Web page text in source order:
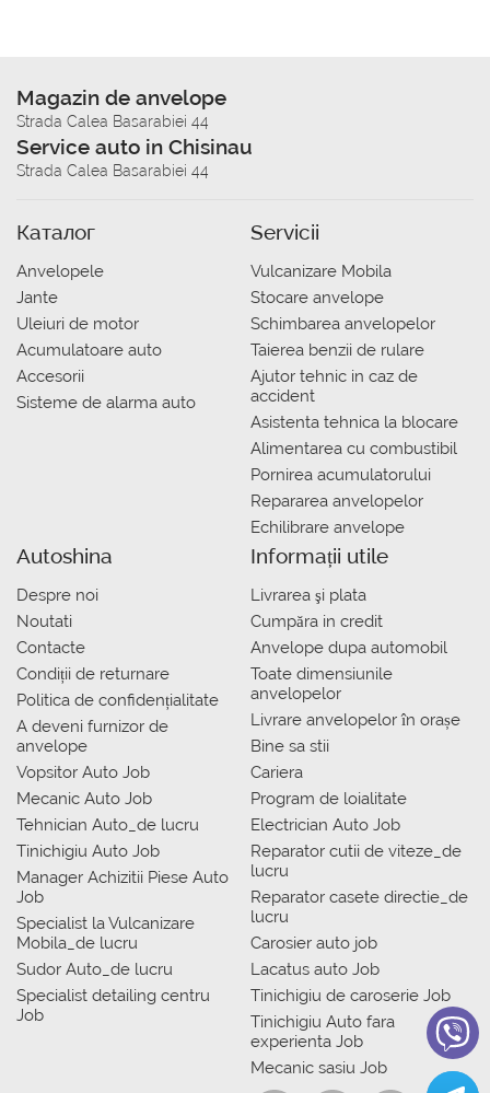
Magazin de anvelope
Strada Calea Basarabiei 44
Service auto in Chisinau
Strada Calea Basarabiei 44
Каталог
Anvelopele
Jante
Uleiuri de motor
Acumulatoare auto
Accesorii
Sisteme de alarma auto
Servicii
Vulcanizare Mobila
Stocare anvelope
Schimbarea anvelopelor
Taierea benzii de rulare
Ajutor tehnic in caz de
accident
Asistenta tehnica la blocare
Alimentarea cu combustibil
Pornirea acumulatorului
Repararea anvelopelor
Echilibrare anvelope
Autoshina
Despre noi
Noutati
Contacte
Condiții de returnare
Politica de confidențialitate
A deveni furnizor de
anvelope
Vopsitor Auto Job
Mecanic Auto Job
Tehnician Auto_de lucru
Tinichigiu Auto Job
Manager Achizitii Piese Auto
Job
Specialist la Vulcanizare
Mobila_de lucru
Sudor Auto_de lucru
Specialist detailing centru
Job
Informații utile
Livrarea şi plata
Сumpăra in credit
Anvelope dupa automobil
Toate dimensiunile
anvelopelor
Livrare anvelopelor în orașe
Bine sa stii
Cariera
Program de loialitate
Electrician Auto Job
Reparator cutii de viteze_de
lucru
Reparator casete directie_de
lucru
Carosier auto job
Lacatus auto Job
Tinichigiu de caroserie Job
Tinichigiu Auto fara
experienta Job
Mecanic sasiu Job